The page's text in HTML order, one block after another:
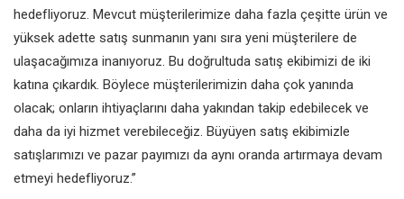
hedefliyoruz. Mevcut müşterilerimize daha fazla çeşitte ürün ve
yüksek adette satış sunmanın yanı sıra yeni müşterilere de
ulaşacağımıza inanıyoruz. Bu doğrultuda satış ekibimizi de iki
katına çıkardık. Böylece müşterilerimizin daha çok yanında
olacak; onların ihtiyaçlarını daha yakından takip edebilecek ve
daha da iyi hizmet verebileceğiz. Büyüyen satış ekibimizle
satışlarımızı ve pazar payımızı da aynı oranda artırmaya devam
etmeyi hedefliyoruz.”